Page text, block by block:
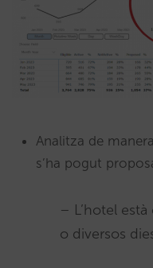
Analitza de
s’ha pogut
– L’hotel
o diversos